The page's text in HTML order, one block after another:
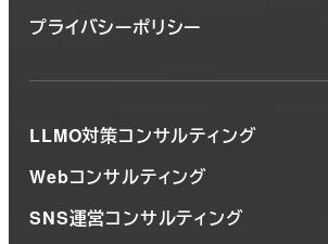
プライバシーポリシー
LLMO対策コンサルティング
Webコンサルティング
SNS運営コンサルティング